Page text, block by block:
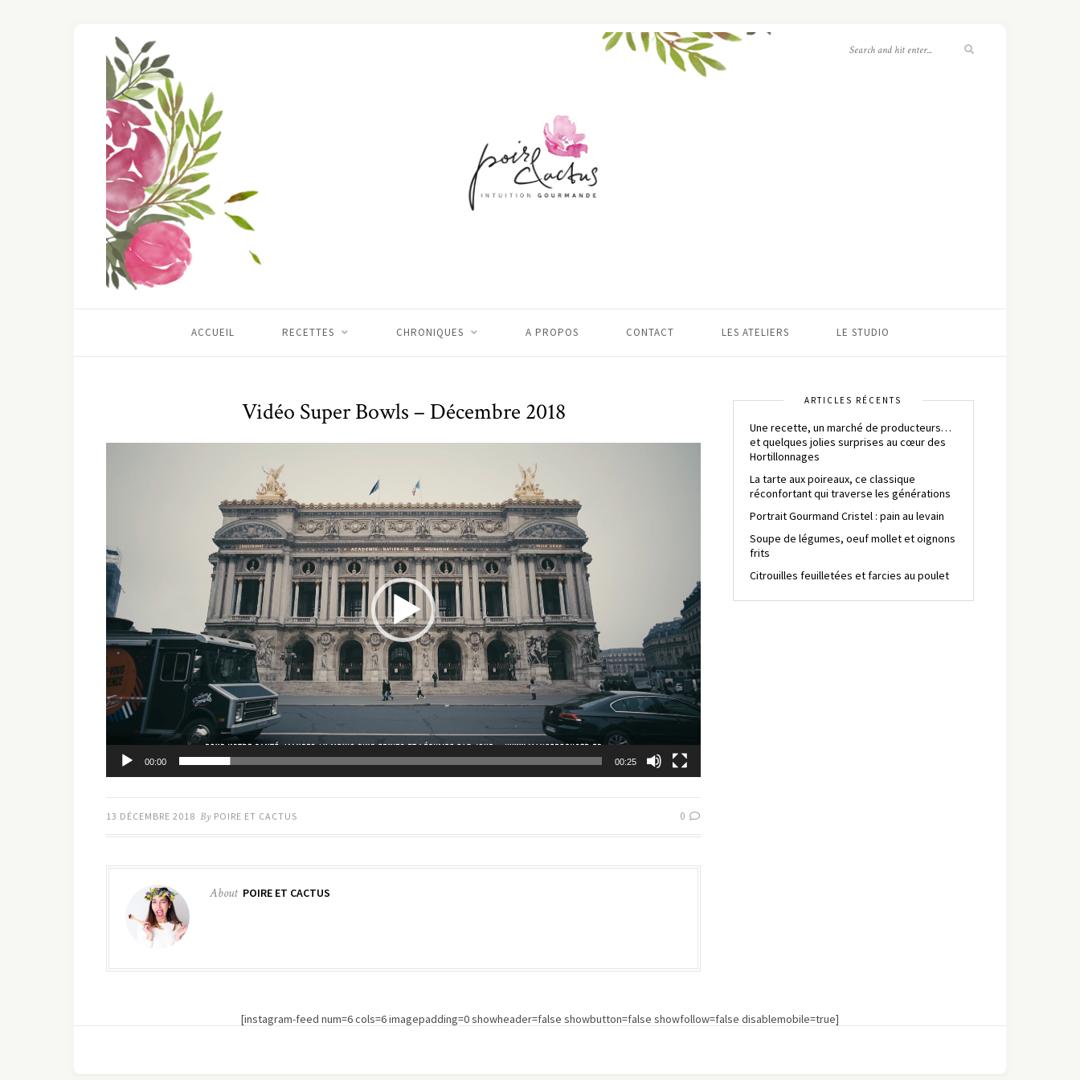
ACCUEIL RECETTES CHRONIQUES A PROPOS CONTACT LES ATELIERS LE STUDIO
Vidéo Super Bowls – Décembre 2018
00:00 00:25
13 DÉCEMBRE 2018 By POIRE ET CACTUS 0
About POIRE ET CACTUS
ARTICLES RÉCENTS
Une recette, un marché de producteurs…
et quelques jolies surprises au cœur des
Hortillonnages
La tarte aux poireaux, ce classique
réconfortant qui traverse les générations
Portrait Gourmand Cristel : pain au levain
Soupe de légumes, oeuf mollet et oignons
frits
Citrouilles feuilletées et farcies au poulet
[instagram-feed num=6 cols=6 imagepadding=0 showheader=false showbutton=false showfollow=false disablemobile=true]